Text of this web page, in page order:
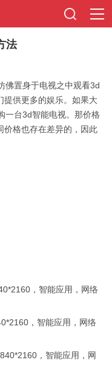
法
佛置身于电视之中观看3d
提供更多的娱乐。如果大
一台3d智能电视。那价格
价格也存在差异的，因此
，智能应用，网络
，智能应用，网络
，智能应用，网